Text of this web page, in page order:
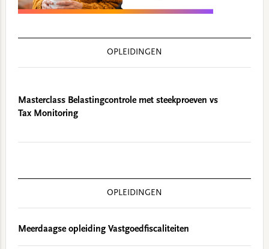
OPLEIDINGEN
Masterclass Belastingcontrole met steekproeven vs
Tax Monitoring
OPLEIDINGEN
Meerdaagse opleiding Vastgoedfiscaliteiten